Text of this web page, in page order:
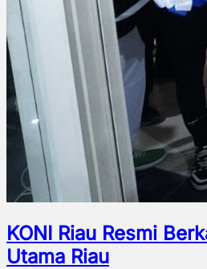
KONI Riau Resmi
Utama Riau